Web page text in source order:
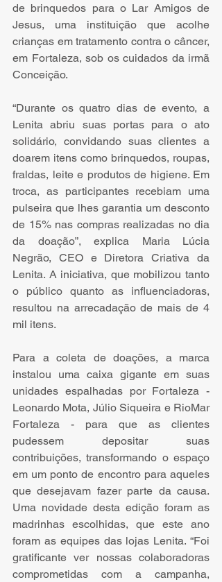
de brinquedos para o Lar Amigos de
Jesus, uma instituição que acolhe
crianças em tratamento contra o câncer,
em Fortaleza, sob os cuidados da irmã
Conceição.
“Durante os quatro dias de evento, a
Lenita abriu suas portas para o ato
solidário, convidando suas clientes a
doarem itens como brinquedos, roupas,
fraldas, leite e produtos de higiene. Em
troca, as participantes recebiam uma
pulseira que lhes garantia um desconto
de 15% nas compras realizadas no dia
da doação”, explica Maria Lúcia
Negrão, CEO e Diretora Criativa da
Lenita. A iniciativa, que mobilizou tanto
o público quanto as influenciadoras,
resultou na arrecadação de mais de 4
mil itens.
Para a coleta de doações, a marca
instalou uma caixa gigante em suas
unidades espalhadas por Fortaleza -
Leonardo Mota, Júlio Siqueira e RioMar
Fortaleza - para que as clientes
pudessem depositar suas
contribuições, transformando o espaço
em um ponto de encontro para aqueles
que desejavam fazer parte da causa.
Uma novidade desta edição foram as
madrinhas escolhidas, que este ano
foram as equipes das lojas Lenita. “Foi
gratificante ver nossas colaboradoras
comprometidas com a campanha,